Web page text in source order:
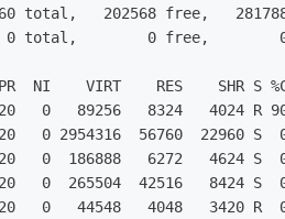
total,   202568 free,
0 total,        0 free,        0
NI    VIRT    RES    SHR S
0   89256   8324   4024 R
0 2954316  56760  22960 S
0  186888   6272   4624 S
20   0  265504  42516   8424 S